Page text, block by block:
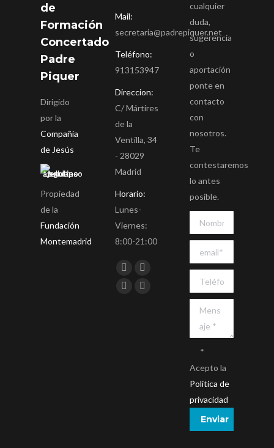
de
Formación
Concertado
Padre
Piquer
Dirigido
por la
Compañía
de Jesús
Propiedad
de la
Fundación
Montemadrid
Mail:
secretaria@padrepiquer.net
Teléfono:
913153947
Direccion:
C/ Mártires
de la
Ventilla, 34
- 28029
Madrid
Horario:
Lunes-
Viernes:
8:00-21:00
Encuéntranos en:
cualquier
duda,
sugerencia
o
aportación
ponte en
contacto
con
nosotros.
Te
contestaremos
lo antes
posible.
*
Acepto la
Política de
privacidad